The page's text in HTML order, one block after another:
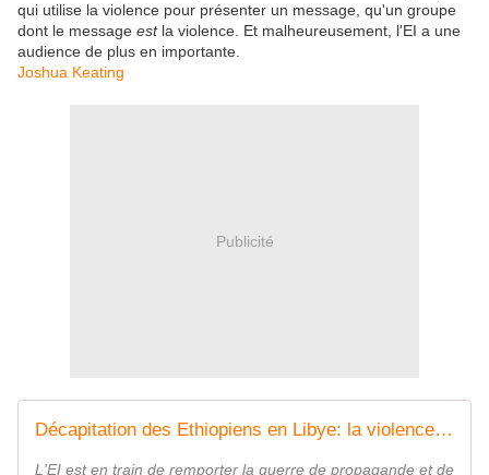
qui utilise la violence pour présenter un message, qu'un groupe
dont le message estla violence. Et malheureusement, l'EI a une
audience de plus en importante.
Joshua Keating
Publicité
Décapitation des Ethiopiens en Libye: la violence est le message de l'Etat islamique
L'EI est en train de remporter la guerre de propagande et de